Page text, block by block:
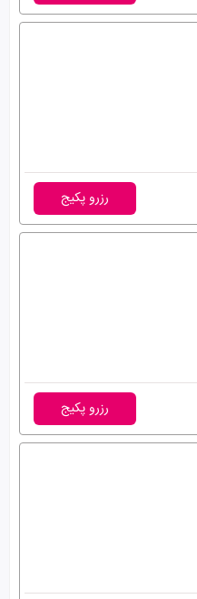
رزرو پکیج
رزرو پکیج